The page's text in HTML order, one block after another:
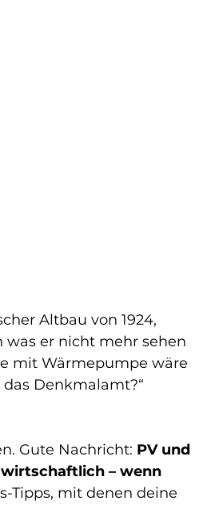
Altbau von 1924,
was er nicht mehr sehen
mit Wärmepumpe wäre
das Denkmalamt?“
Gute Nachricht: PV und
– wenn
Tipps, mit denen deine